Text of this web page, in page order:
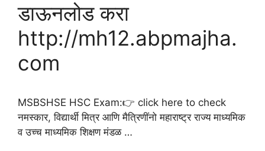
डाऊनलोड करा
http://mh12.abpmajha.
com
MSBSHSE HSC Exam:👉 click here to check
नमस्कार, विद्यार्थी मित्र आणि मैत्रिणींनो महाराष्ट्र राज्य माध्यमिक
व उच्च माध्यमिक शिक्षण मंडळ …